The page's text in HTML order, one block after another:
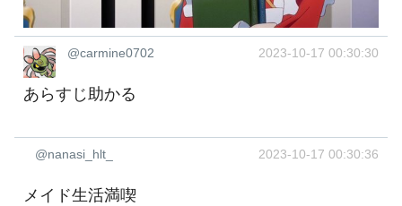
@carmine0702 2023-10-17 00:30:30
あらすじ助かる
@nanasi_hlt_ 2023-10-17 00:30:36
メイド生活満喫